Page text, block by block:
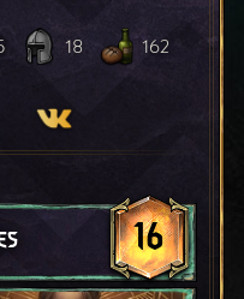
18 162
16